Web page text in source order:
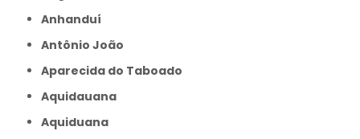
Anhanduí
Antônio João
Aparecida do Taboado
Aquidauana
Aquiduana